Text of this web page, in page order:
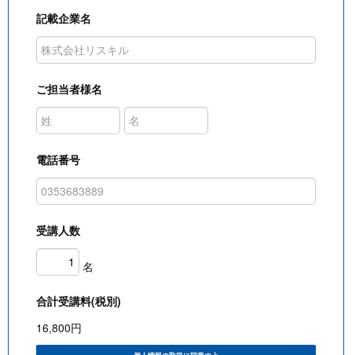
記載企業名
ご担当者様名
電話番号
受講人数
名
合計受講料(税別)
16,800円